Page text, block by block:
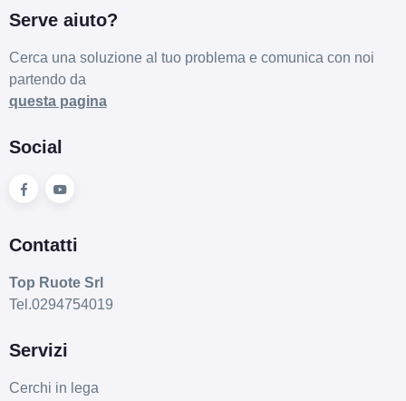
Serve aiuto?
Cerca una soluzione al tuo problema e comunica con noi
partendo da
questa pagina
Social
Contatti
Top Ruote Srl
Tel.0294754019
Servizi
Cerchi in lega